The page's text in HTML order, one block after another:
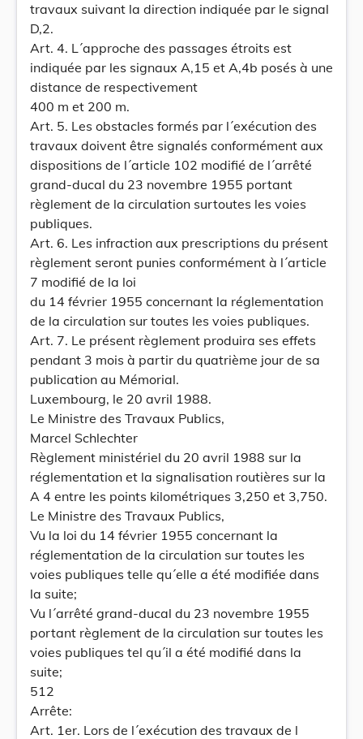
travaux suivant la direction indiquée par le signal
D,2.
Art. 4. L´approche des passages étroits est
indiquée par les signaux A,15 et A,4b posés à une
distance de respectivement
400 m et 200 m.
Art. 5. Les obstacles formés par l´exécution des
travaux doivent être signalés conformément aux
dispositions de l´article 102 modifié de l´arrêté
grand-ducal du 23 novembre 1955 portant
règlement de la circulation surtoutes les voies
publiques.
Art. 6. Les infraction aux prescriptions du présent
règlement seront punies conformément à l´article
7 modifié de la loi
du 14 février 1955 concernant la réglementation
de la circulation sur toutes les voies publiques.
Art. 7. Le présent règlement produira ses effets
pendant 3 mois à partir du quatrième jour de sa
publication au Mémorial.
Luxembourg, le 20 avril 1988.
Le Ministre des Travaux Publics,
Marcel Schlechter
Règlement ministériel du 20 avril 1988 sur la
réglementation et la signalisation routières sur la
A 4 entre les points kilométriques 3,250 et 3,750.
Le Ministre des Travaux Publics,
Vu la loi du 14 février 1955 concernant la
réglementation de la circulation sur toutes les
voies publiques telle qu´elle a été modifiée dans
la suite;
Vu l´arrêté grand-ducal du 23 novembre 1955
portant règlement de la circulation sur toutes les
voies publiques tel qu´il a été modifié dans la
suite;
512
Arrête:
Art. 1er. Lors de l´exécution des travaux de l